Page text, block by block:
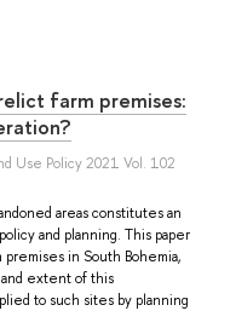
farm premises:
Use Policy 2021 Vol. 102
areas constitutes an
and planning. This paper
in South Bohemia,
extent of this
to such sites by planning